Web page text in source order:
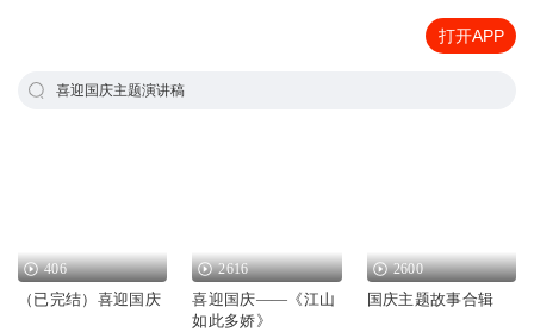
打开APP
喜迎国庆主题演讲稿
406
（已完结）喜迎国庆
2616
喜迎国庆——《江山
如此多娇》
2600
国庆主题故事合辑